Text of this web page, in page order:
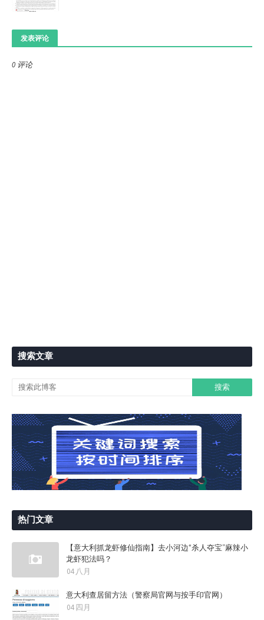
发表评论
0 评论
搜索文章
热门文章
【意大利抓龙虾修仙指南】去小河边“杀人夺宝”麻辣小
龙虾犯法吗？
04 八月
意大利查居留方法（警察局官网与按手印官网）
04 四月